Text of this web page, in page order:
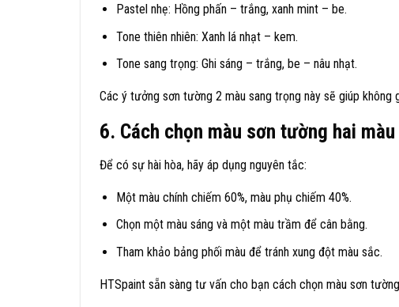
Pastel nhẹ: Hồng phấn – trắng, xanh mint – be.
Tone thiên nhiên: Xanh lá nhạt – kem.
Tone sang trọng: Ghi sáng – trắng, be – nâu nhạt.
Các ý tưởng sơn tường 2 màu sang trọng này sẽ giúp không
6. Cách chọn màu sơn tường hai
Để có sự hài hòa, hãy áp dụng nguyên tắc:
Một màu chính chiếm 60%, màu phụ chiếm 40%.
Chọn một màu sáng và một màu trầm để cân bằng.
Tham khảo bảng phối màu để tránh xung đột màu sắc.
HTSpaint sẵn sàng tư vấn cho bạn cách chọn màu sơn